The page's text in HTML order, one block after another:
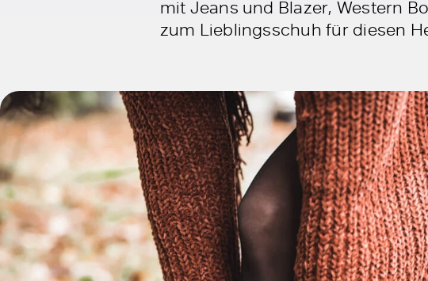
mit Jeans und Blazer, Western
zum Lieblingsschuh für diesen